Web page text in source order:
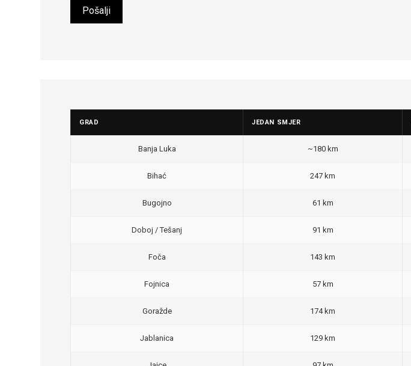
GRAD JEDAN SMJER
Banja Luka ~180 km
Bihać 247 km
Bugojno 61 km
Doboj / Tešanj 91 km
Foča 143 km
Fojnica 57 km
Goražde 174 km
Jablanica 129 km